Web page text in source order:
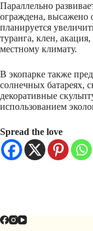
Параллельно
ограждена, высажено
планируется
туранга, клен,
местному климату.
В экопарке также
солнечных батареях,
декоративные
использованием
Spread the love